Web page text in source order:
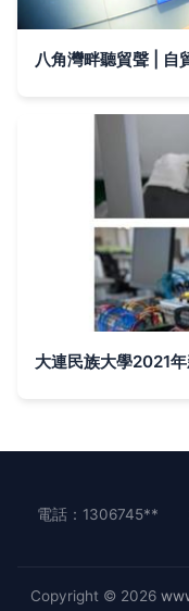
電話：1306745**
Copyright © 2026